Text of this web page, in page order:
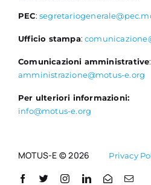
Un’interfaccia fissa o mobile,
sebbene possa disporre di uno o
PEC:
Ufficio stampa:
Comunicazioni amministrative:
amministrazione@motus-e.org
Per ulteriori informazioni:
info@motus-e.org
MOTUS-E © 2026 Privacy